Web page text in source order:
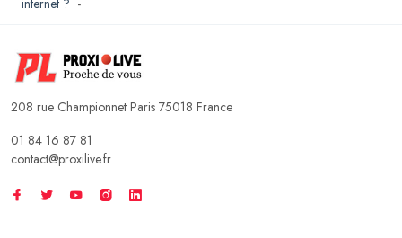
208 rue Championnet Paris 75018 France
01 84 16 87 81
contact@proxilive.fr